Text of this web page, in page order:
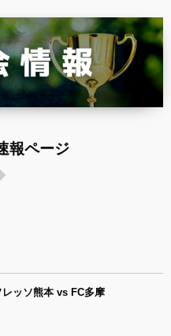
報ページ
レッソ熊本 vs FC多摩